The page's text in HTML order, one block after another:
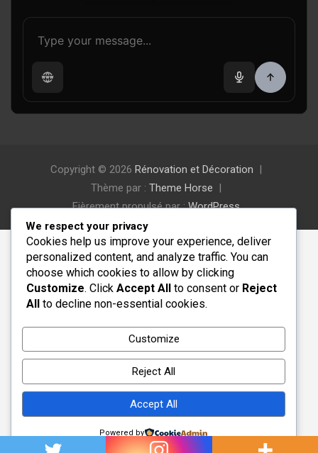
Copyright © 2026 Rénovation et Décoration
Thème par : Theme Horse
Fièrement propulsé par :WordPress
We respect your privacy
Cookies help us improve your experience, deliver
personalized content, and analyze traffic. You can
choose which cookies to allow by clicking
Customize. Click Accept All to consent or Reject
All to decline non-essential cookies.
Customize
Reject All
Accept All
Powered by